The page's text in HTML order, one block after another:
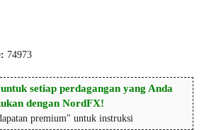
74973
setiap perdagangan yang Anda
dengan NordFX!
premium" untuk instruksi